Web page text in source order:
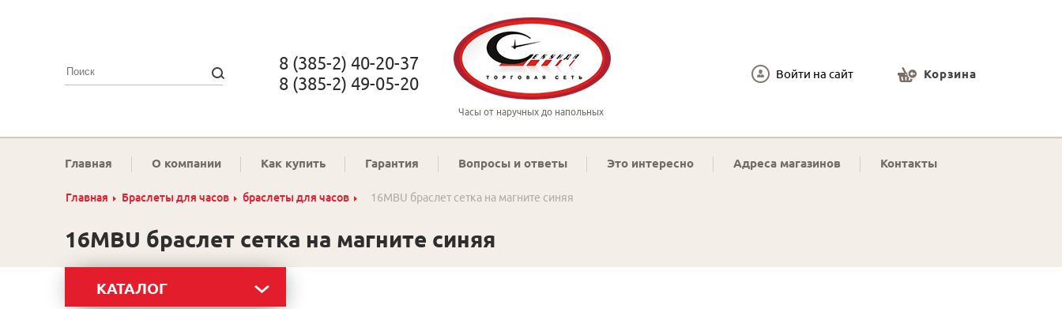
8 (385-2) 40-20-37
8 (385-2) 49-05-20
Часы от наручных до напольных
Войти на сайт Корзина
Главная О компании Как купить Гарантия Вопросы и ответы Это интересно Адреса магазинов Контакты
Главная Браслеты для часов браслеты для часов 16MBU браслет сетка на магните синяя
16MBU браслет сетка на магните синяя
КАТАЛОГ